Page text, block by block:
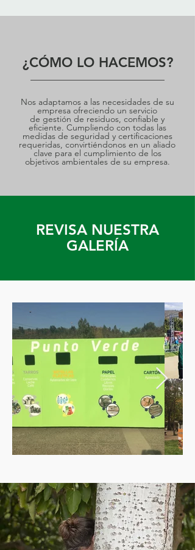
¿CÓMO LO HACEMOS?
Nos adaptamos a las necesidades de su
empresa ofreciendo un servicio
de gestión de residuos, confiable y
eficiente. Cumpliendo con todas las
medidas de seguridad y certificaciones
requeridas, convirtiéndonos en un aliado
clave para el cumplimiento de los
objetivos ambientales de su empresa.
REVISA NUESTRA
GALERÍA